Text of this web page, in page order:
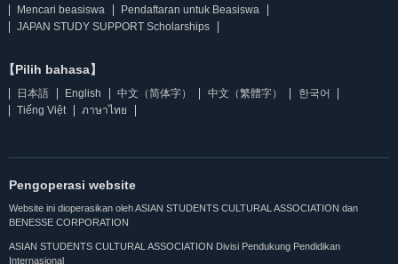
Mencari beasiswa
Pendaftaran untuk Beasiswa
JAPAN STUDY SUPPORT Scholarships
【Pilih bahasa】
日本語 English 中文（简体字） 中文（繁體字）
한국어
Tiếng Việt
ภาษาไทย
Pengoperasi website
Website ini dioperasikan oleh ASIAN STUDENTS CULTURAL ASSOCIATION dan
BENESSE CORPORATION
ASIAN STUDENTS CULTURAL ASSOCIATION Divisi Pendukung Pendidikan
Internasional